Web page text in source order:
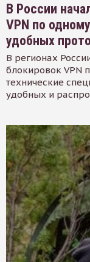
В России
VPN по
удобных
В регионах
блокировок VPN
технические
удобных и